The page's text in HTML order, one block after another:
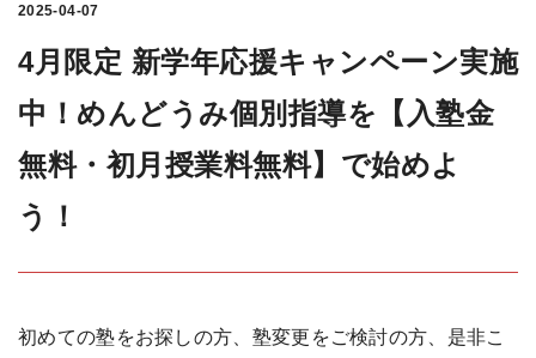
2025-04-07
4月限定 新学年応援キャンペーン実施
中！めんどうみ個別指導を【入塾金
無料・初月授業料無料】で始めよ
う！
初めての塾をお探しの方、塾変更をご検討の方、是非こ